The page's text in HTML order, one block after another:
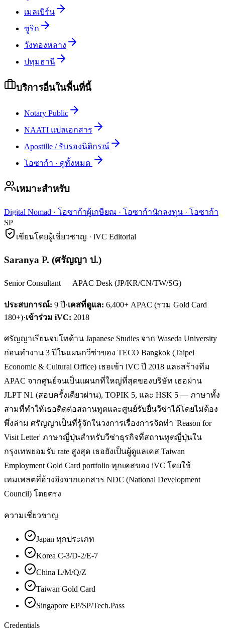
เมลเบิร์น
ซูริก
วังทองหลาง
ปทุมธานี
บริการอื่นในพื้นที่นี้
Notary Public
NAATI แปลเอกสาร
Apostille / รับรองนิติกรณ์
โอซาก้า · ดูทั้งหมด
เหมาะสำหรับ
Digital Nomad · โอซาก้าผู้เกษียณ · โอซาก้านักลงทุน · โอซาก้า
SP
เขียนโดยผู้เชี่ยวชาญ · iVC Editorial
Saranya P. (ศรัญญา ป.)
Senior Consultant — APAC Desk (JP/KR/CN/TW/SG)
ประสบการณ์: 9 ปี·เคสที่ดูแล: 6,400+ APAC (รวม Gold Card
180+)·เข้าร่วม iVC: 2018
ศรัญญาเรียนจบโทด้าน Japanese Studies จาก Waseda University
ก่อนทำงาน 3 ปีในแผนกวีซ่าของ TECO Bangkok (Taipei
Economic & Cultural Office) เธอเข้า iVC ปี 2018 และสร้างทีม
APAC จากศูนย์จนเป็นแผนกที่ใหญ่ที่สุดของบริษัท เธอผ่าน
JLPT N1 (สอบครั้งเดียวผ่าน), TOPIK 5, และ HSK 5 — ภาษาทั้ง
สามที่ทำให้เธอติดต่อสถานทูตและศูนย์รับยื่นวีซ่าได้โดยไม่ต้อง
พึ่งล่าม ศรัญญาเป็นที่รู้จักในวงการเรื่องการจัดทำ 'Reason for
Visit Letter' ภาษาญี่ปุ่นสำหรับวีซ่าธุรกิจที่สถานทูตญี่ปุ่นใน
กรุงเทพยอมรับ rate สูงสุด เธอยังเป็นผู้ดูแลเคส Taiwan
Employment Gold Card portfolio ทุกเคสของ iVC โดยใช้
เทมเพลตที่อ้างอิงจากเอกสาร NDC (National Development
Council) โดยตรง
ความเชี่ยวชาญ
Japan ทุกประเภท
Korea C-3/D-2/E-7
China L/M/Q/Z
Taiwan Gold Card
Singapore EP/SP/Tech.Pass
Credentials